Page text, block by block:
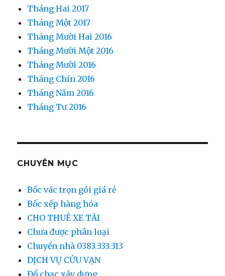
Tháng Hai 2017
Tháng Một 2017
Tháng Mười Hai 2016
Tháng Mười Một 2016
Tháng Mười 2016
Tháng Chín 2016
Tháng Năm 2016
Tháng Tư 2016
CHUYÊN MỤC
Bốc vác trọn gói giá rẻ
Bốc xếp hàng hóa
CHO THUÊ XE TẢI
Chưa được phân loại
Chuyển nhà 0383.333.313
DỊCH VỤ CỬU VẠN
Đổ chạc xây dựng